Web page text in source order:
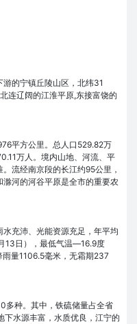
的宁镇丘陵山区，北纬31
北连辽阔的江淮平原,东接富饶的
平方公里。总人口529.82万
万人。境内山地、河流、平
流经南京段的长江约95公里，
河的河谷平原是全市的重要农
充沛、光能资源充足，年平均
13日），最低气温―16.9度
雨量1106.5毫米，无霜期237
种。其中，铁硫储量占全省
水源丰富，水质优良，江宁的